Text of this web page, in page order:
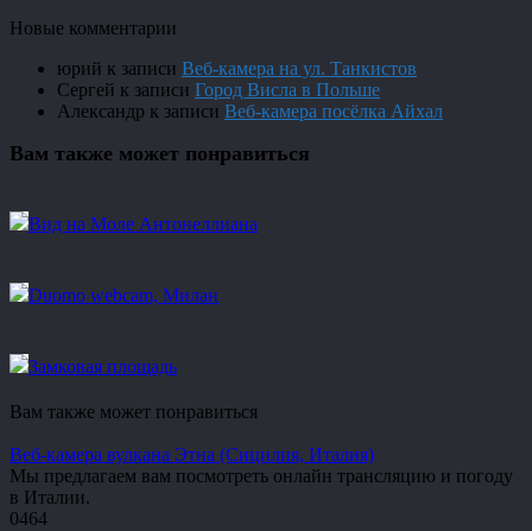
Новые комментарии
юрий к записи Веб-камера на ул. Танкистов
Сергей к записи Город Висла в Польше
Александр к записи Веб-камера посёлка Айхал
Вам также может понравиться
Вид на Моле Антонеллиана
Duomo webcam, Милан
Замковая площадь
Вам также может понравиться
Веб-камера вулкана Этна (Сицилия, Италия)
Мы предлагаем вам посмотреть онлайн трансляцию и погоду
в Италии.
0464